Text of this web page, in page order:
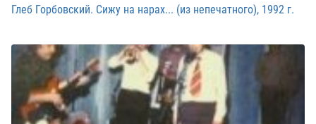
Глеб Горбовский. Сижу на нарах... (из непечатного), 1992 г.